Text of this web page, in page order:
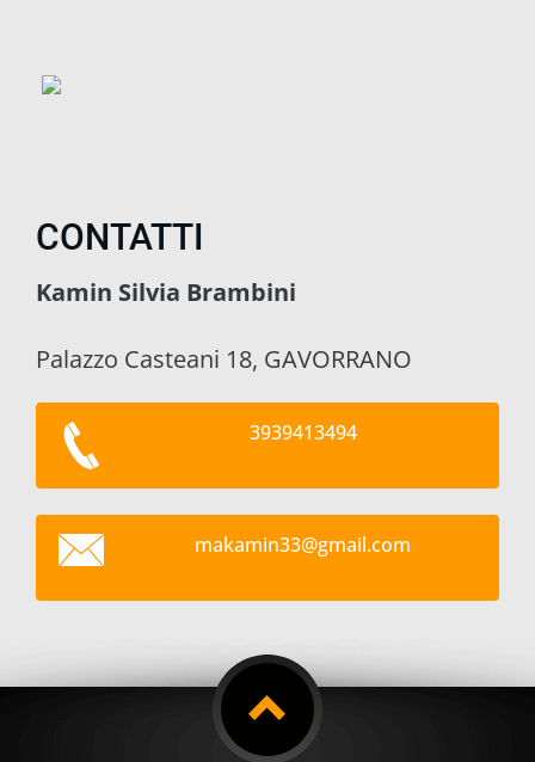
CONTATTI
Kamin Silvia Brambini
Palazzo Casteani 18, GAVORRANO
3939413494
makamin33@gmail.com